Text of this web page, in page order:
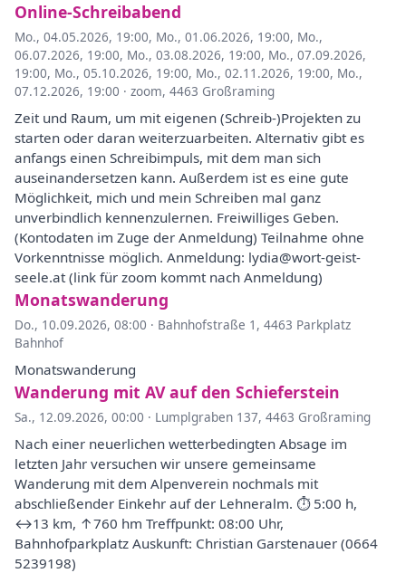
Online-Schreibabend
Mo., 04.05.2026, 19:00, Mo., 01.06.2026, 19:00, Mo.,
06.07.2026, 19:00, Mo., 03.08.2026, 19:00, Mo., 07.09.2026,
19:00, Mo., 05.10.2026, 19:00, Mo., 02.11.2026, 19:00, Mo.,
07.12.2026, 19:00 · zoom, 4463 Großraming
Zeit und Raum, um mit eigenen (Schreib-)Projekten zu
starten oder daran weiterzuarbeiten. Alternativ gibt es
anfangs einen Schreibimpuls, mit dem man sich
auseinandersetzen kann. Außerdem ist es eine gute
Möglichkeit, mich und mein Schreiben mal ganz
unverbindlich kennenzulernen. Freiwilliges Geben.
(Kontodaten im Zuge der Anmeldung) Teilnahme ohne
Vorkenntnisse möglich. Anmeldung: lydia@wort-geist-
seele.at (link für zoom kommt nach Anmeldung)
Monatswanderung
Do., 10.09.2026, 08:00 · Bahnhofstraße 1, 4463 Parkplatz
Bahnhof
Monatswanderung
Wanderung mit AV auf den Schieferstein
Sa., 12.09.2026, 00:00 · Lumplgraben 137, 4463 Großraming
Nach einer neuerlichen wetterbedingten Absage im
letzten Jahr versuchen wir unsere gemeinsame
Wanderung mit dem Alpenverein nochmals mit
abschließender Einkehr auf der Lehneralm. ⏱ 5:00 h,
↔︎13 km, ↑760 hm Treffpunkt: 08:00 Uhr,
Bahnhofparkplatz Auskunft: Christian Garstenauer (0664
5239198)